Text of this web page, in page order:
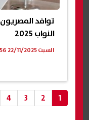
توافد
النواب 2025
السبت 22/11/2025 09:56 ص
1
2
3
4